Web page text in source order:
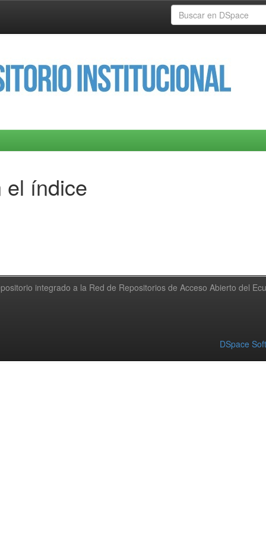
el índice
integrado a la Red de Repositorios de Acceso Abierto del
DSpace